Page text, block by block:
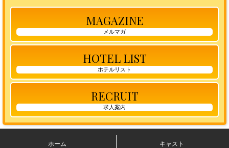
MAGAZINE
メルマガ
HOTEL LIST
ホテルリスト
RECRUIT
求人案内
ホーム キャスト